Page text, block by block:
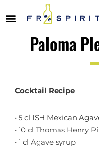
съдържаниетоPaloma
Cocktail Recipe
• 5 cl ISH Mexican
• 10 cl Thomas Henry
• 1 cl Agave syrup